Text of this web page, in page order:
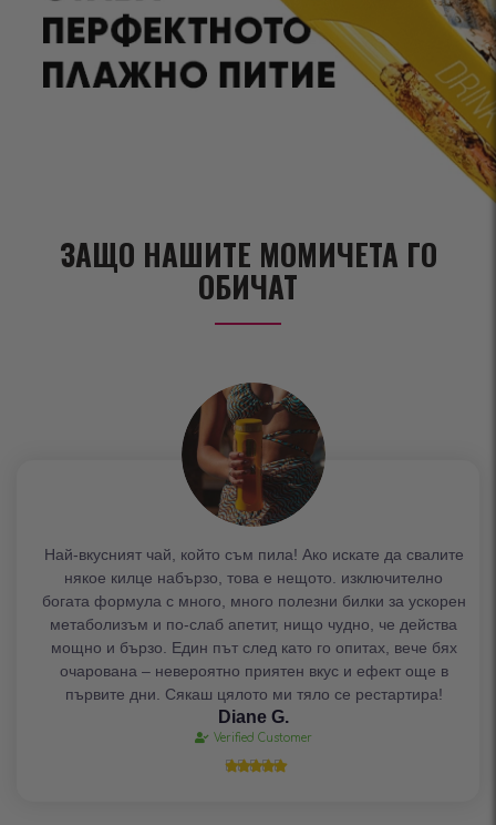
ЗАЩО НАШИТЕ МОМИЧЕТА ГО
ОБИЧАТ
Най-вкусният чай, който съм пила! Ако искате да свалите
някое килце набързо, това е нещото. изключително
богата формула с много, много полезни билки за ускорен
метаболизъм и по-слаб апетит, нищо чудно, че действа
мощно и бързо. Един път след като го опитах, вече бях
очарована – невероятно приятен вкус и ефект още в
първите дни. Сякаш цялото ми тяло се рестартира!
Diane G.
Verified Customer
    